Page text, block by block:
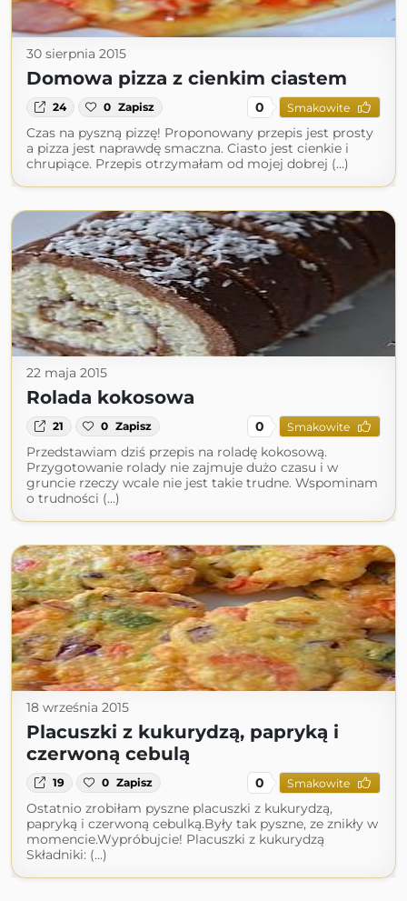
30 sierpnia 2015
Domowa pizza z cienkim ciastem
24 0 Zapisz 0 Smakowite
Czas na pyszną pizzę! Proponowany przepis jest prosty
a pizza jest naprawdę smaczna. Ciasto jest cienkie i
chrupiące. Przepis otrzymałam od mojej dobrej (...)
22 maja 2015
Rolada kokosowa
21 0 Zapisz 0 Smakowite
Przedstawiam dziś przepis na roladę kokosową.
Przygotowanie rolady nie zajmuje dużo czasu i w
gruncie rzeczy wcale nie jest takie trudne. Wspominam
o trudności (...)
18 września 2015
Placuszki z kukurydzą, papryką i
czerwoną cebulą
19 0 Zapisz 0 Smakowite
Ostatnio zrobiłam pyszne placuszki z kukurydzą,
papryką i czerwoną cebulką.Były tak pyszne, ze znikły w
momencie.Wypróbujcie! Placuszki z kukurydzą
Składniki: (...)